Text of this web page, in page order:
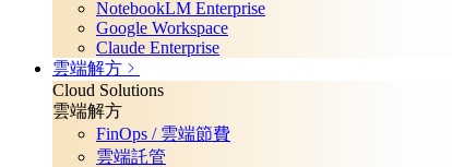
NotebookLM Enterprise
Google Workspace
Claude Enterprise
雲端解方
Cloud Solutions
雲端解方
FinOps / 雲端節費
雲端託管